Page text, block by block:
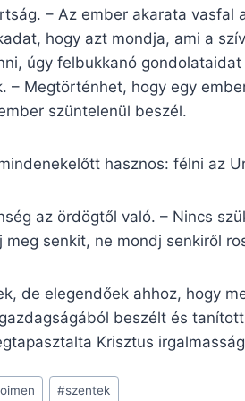
– Az ember akarata vasfal
hogy azt mondja, ami a
úgy felbukkanó
– Megtörténhet, hogy egy
szüntelenül beszél.
hasznos: félni az
az ördögtől való. – Nincs
meg senkit, ne mondj senkiről
de elegendőek ahhoz, hogy
beszélt és
Krisztus
#szentek